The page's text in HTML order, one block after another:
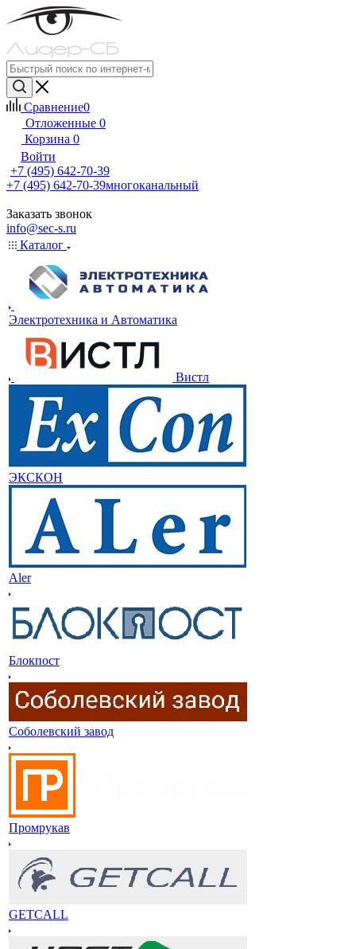
Сравнение0
Отложенные 0
Корзина 0
Войти
+7 (495) 642-70-39
+7 (495) 642-70-39многоканальный
Заказать звонок
info@sec-s.ru
Каталог
Электротехника и Автоматика
Вистл
ЭКСКОН
Aler
Блокпост
Соболевский завод
Промрукав
GETCALL